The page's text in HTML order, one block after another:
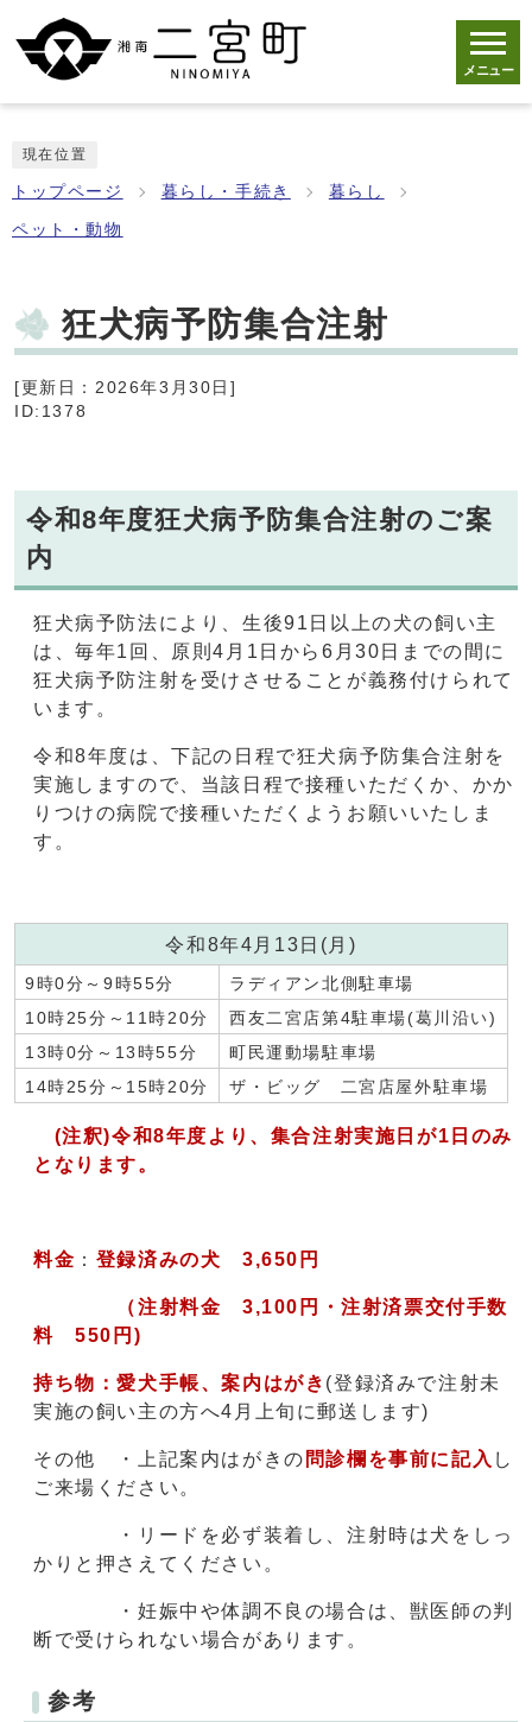
メニュー
現在位置
トップページ 暮らし・手続き 暮らし
ペット・動物
狂犬病予防集合注射
[更新日：2026年3月30日]
ID:1378
令和8年度狂犬病予防集合注射のご案
内
狂犬病予防法により、生後91日以上の犬の飼い主
は、毎年1回、原則4月1日から6月30日までの間に
狂犬病予防注射を受けさせることが義務付けられて
います。
令和8年度は、下記の日程で狂犬病予防集合注射を
実施しますので、当該日程で接種いただくか、かか
りつけの病院で接種いただくようお願いいたしま
す。
令和8年4月13日(月)
9時0分～9時55分
ラディアン北側駐車場
10時25分～11時20分
西友二宮店第4駐車場(葛川沿い)
13時0分～13時55分
町民運動場駐車場
14時25分～15時20分
ザ・ビッグ 二宮店屋外駐車場
(注釈)令和8年度より、集合注射実施日が1日のみ
となります。
料金 ： 登録済みの犬 3,650円
（注射料金 3,100円・注射済票交付手数
料 550円)
持ち物：愛犬手帳、案内はがき (登録済みで注射未
実施の飼い主の方へ4月上旬に郵送します)
その他 ・上記案内はがきの 問診欄を事前に記入 し
ご来場ください。
・リードを必ず装着し、注射時は犬をしっ
かりと押さえてください。
・妊娠中や体調不良の場合は、獣医師の判
断で受けられない場合があります。
参考